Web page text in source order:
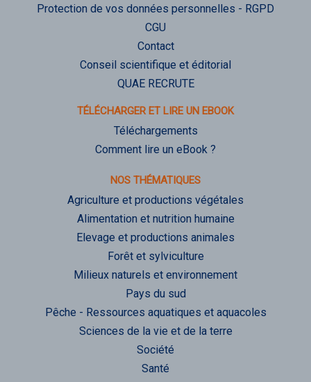
Protection de vos données personnelles - RGPD
CGU
Contact
Conseil scientifique et éditorial
QUAE RECRUTE
TÉLÉCHARGER ET LIRE UN EBOOK
Téléchargements
Comment lire un eBook ?
NOS THÉMATIQUES
Agriculture et productions végétales
Alimentation et nutrition humaine
Elevage et productions animales
Forêt et sylviculture
Milieux naturels et environnement
Pays du sud
Pêche - Ressources aquatiques et aquacoles
Sciences de la vie et de la terre
Société
Santé